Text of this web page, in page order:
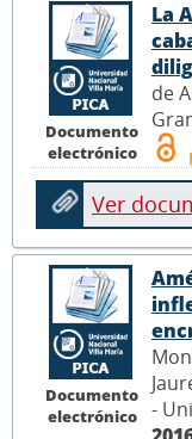
Documento
electrónico
La
de
Ver
Documento
electrónico
-